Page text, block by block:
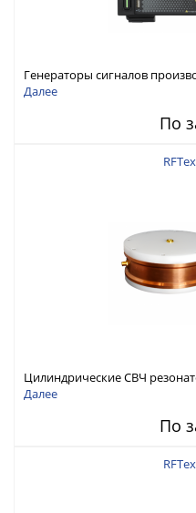
Генераторы сигналов
Pro с максимальной частотой
Далее
По
Цилиндрические СВЧ
Далее
По